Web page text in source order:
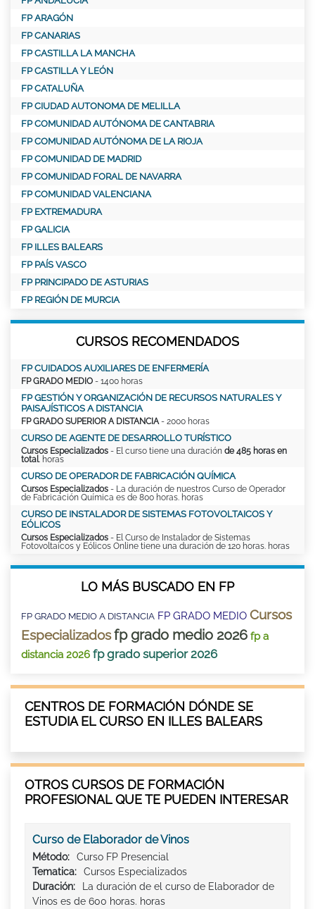
FP ARAGÓN
FP CANARIAS
FP CASTILLA LA MANCHA
FP CASTILLA Y LEÓN
FP CATALUÑA
FP CIUDAD AUTONOMA DE MELILLA
FP COMUNIDAD AUTÓNOMA DE CANTABRIA
FP COMUNIDAD AUTÓNOMA DE LA RIOJA
FP COMUNIDAD DE MADRID
FP COMUNIDAD FORAL DE NAVARRA
FP COMUNIDAD VALENCIANA
FP EXTREMADURA
FP GALICIA
FP ILLES BALEARS
FP PAÍS VASCO
FP PRINCIPADO DE ASTURIAS
FP REGIÓN DE MURCIA
CURSOS RECOMENDADOS
FP CUIDADOS AUXILIARES DE ENFERMERÍA
FP GRADO MEDIO - 1400 horas
FP GESTIÓN Y ORGANIZACIÓN DE RECURSOS NATURALES Y
PAISAJÍSTICOS A DISTANCIA
FP GRADO SUPERIOR A DISTANCIA - 2000 horas
CURSO DE AGENTE DE DESARROLLO TURÍSTICO
Cursos Especializados - El curso tiene una duración de 485 horas en
total. horas
CURSO DE OPERADOR DE FABRICACIÓN QUÍMICA
Cursos Especializados - La duración de nuestros Curso de Operador
de Fabricación Química es de 800 horas. horas
CURSO DE INSTALADOR DE SISTEMAS FOTOVOLTAICOS Y
EÓLICOS
Cursos Especializados - El Curso de Instalador de Sistemas
Fotovoltaicos y Eólicos Online tiene una duración de 120 horas. horas
LO MÁS BUSCADO EN FP
FP GRADO MEDIO A DISTANCIA FP GRADO MEDIO Cursos
Especializadosfp grado medio 2026 fp a
distancia 2026 fp grado superior 2026
CENTROS DE FORMACIÓN DÓNDE SE
ESTUDIA EL CURSO EN ILLES BALEARS
OTROS CURSOS DE FORMACIÓN
PROFESIONAL QUE TE PUEDEN INTERESAR
Curso de Elaborador de Vinos
Método:
Curso FP Presencial
Tematica:
Cursos Especializados
Duración:
La duración de el curso de Elaborador de
Vinos es de 600 horas. horas